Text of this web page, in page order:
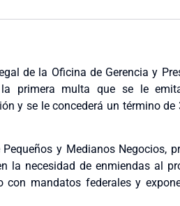
de la Oficina de Gerencia y
primera multa que se le
y se le concederá un término
y Medianos Negocios,
la necesidad de enmiendas al
con mandatos federales y